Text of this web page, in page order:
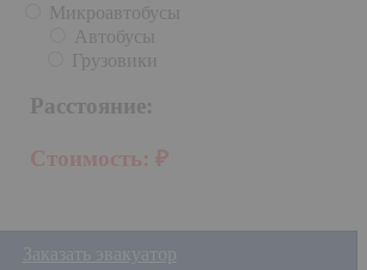
Микроавтобусы
Автобусы
Грузовики
Расстояние:
Стоимость: ₽
Заказать эвакуатор